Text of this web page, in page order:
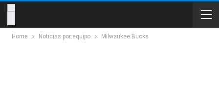
Home Noticias por equipo Milwaukee Bucks